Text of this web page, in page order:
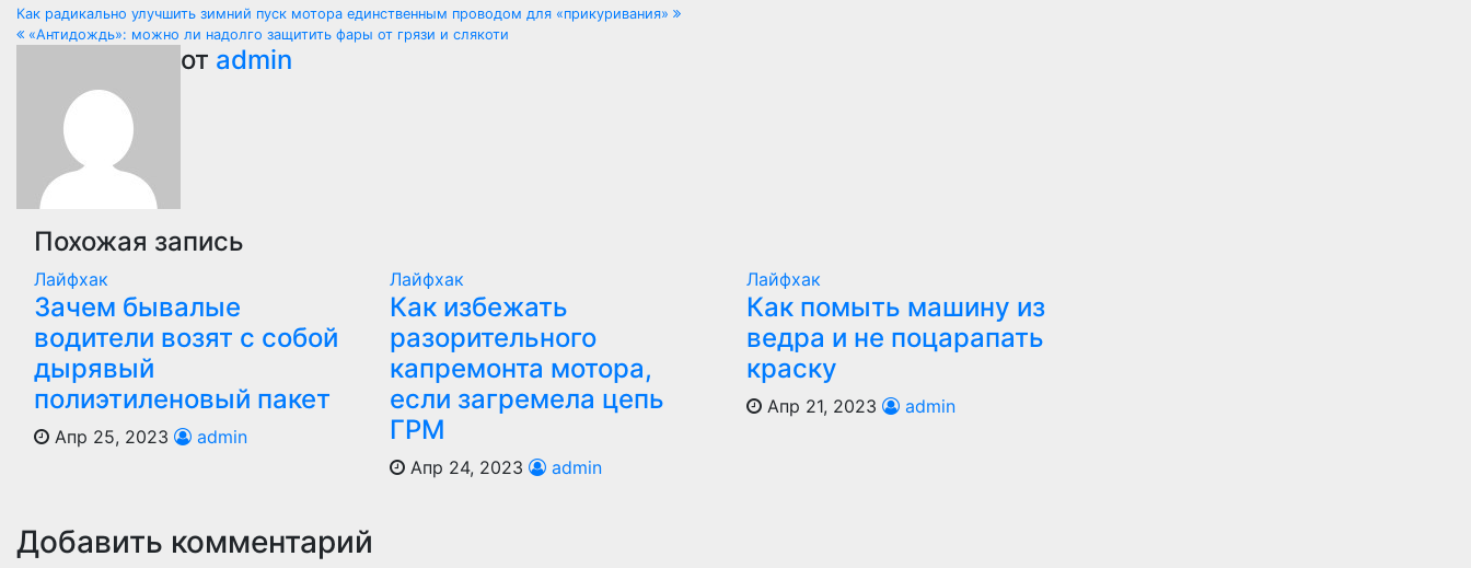
Навигация
записям
Как радикально улучшить зимний пуск мотора единственным проводом для «прикуривания»
«Антидождь»: можно ли надолго защитить фары от грязи и слякоти
от admin
Похожая запись
Лайфхак
Зачем бывалые
водители возят с собой
дырявый
полиэтиленовый пакет
Апр 25, 2023 admin
Лайфхак
Как избежать
разорительного
капремонта мотора,
если загремела цепь
ГРМ
Апр 24, 2023 admin
Лайфхак
Как помыть машину из
ведра и не поцарапать
краску
Апр 21, 2023 admin
Добавить комментарий